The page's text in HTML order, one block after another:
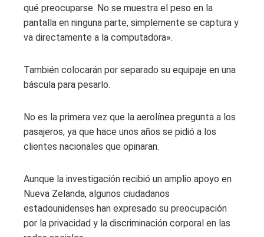
qué preocuparse. No se muestra el peso en la
pantalla en ninguna parte, simplemente se captura y
va directamente a la computadora».
También colocarán por separado su equipaje en una
báscula para pesarlo.
No es la primera vez que la aerolínea pregunta a los
pasajeros, ya que hace unos años se pidió a los
clientes nacionales que opinaran.
Aunque la investigación recibió un amplio apoyo en
Nueva Zelanda, algunos ciudadanos
estadounidenses han expresado su preocupación
por la privacidad y la discriminación corporal en las